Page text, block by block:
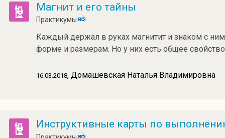
Магнит и его тайны
Практикумы
Каждый держал в руках магнитит и знаком с
форме и размерам. Но у них есть общее
16.03.2018, Домашевская Наталья Владимировна
Инструктивные карты по